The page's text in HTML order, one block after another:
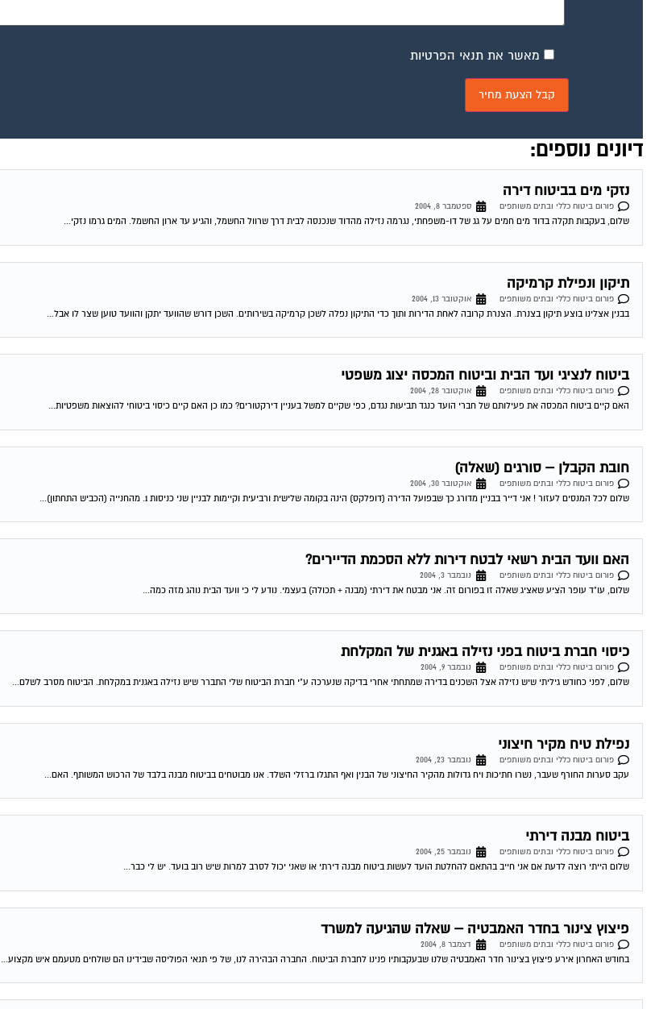
מאשר את תנאי הפרטיות
דיונים נוספים:
נזקי מים בביטוח דירה
פורום ביטוח כללי ובתים משותפים
ספטמבר 8, 2004
שלום, בעקבות תקלה בדוד מים חמים על גג של דו-משפחתי, נגרמה נזילה מהדוד שנכנסה לבית דרך שרוול החשמל, והגיע עד ארון החשמל. המים גרמו נזקי...
תיקון ונפילת קרמיקה
פורום ביטוח כללי ובתים משותפים
אוקטובר 13, 2004
בבנין אצלינו בוצע תיקון בצנרת. הצנרת קרובה לאחת הדירות ותוך כדי התיקון נפלה לשכן קרמיקה בשירותים. השכן דורש שהוועד יתקן והוועד טוען שצר לו אבל...
ביטוח לנציגי ועד הבית וביטוח המכסה יצוג משפטי
פורום ביטוח כללי ובתים משותפים
אוקטובר 28, 2004
האם קיים ביטוח המכסה את פעילותם של חברי הועד כנגד תביעות נגדם, כפי שקיים למשל בעניין דירקטורים? כמו כן האם קיים כיסוי ביטוחי להוצאות משפטיות...
חובת הקבלן – סורגים (שאלה)
פורום ביטוח כללי ובתים משותפים
אוקטובר 30, 2004
שלום לכל המנסים לעזור ! אני דייר בבניין מדורג כך שבפועל הדירה (דופלקס) הינה בקומה שלישית ורביעית וקיימות לבניין שני כניסות 1. מהחנייה (הכביש התחתון)...
האם וועד הבית רשאי לבטח דירות ללא הסכמת הדיירים?
פורום ביטוח כללי ובתים משותפים
נובמבר 3, 2004
שלום, עו"ד עופר הציע שאציג שאלה זו בפורום זה. אני מבטח את דירתי (מבנה + תכולה) בעצמי. נודע לי כי וועד הבית נוהג מזה כמה...
כיסוי חברת ביטוח בפני נזילה באגנית של המקלחת
פורום ביטוח כללי ובתים משותפים
נובמבר 9, 2004
שלום, לפני כחודש גיליתי שיש נזילה אצל השכנים בדירה שמתחתי אחרי בדיקה שנערכה ע"י חברת הביטוח שלי התברר שיש נזילה באגנית במקלחת. הביטוח מסרב לשלם...
נפילת טיח מקיר חיצוני
פורום ביטוח כללי ובתים משותפים
נובמבר 23, 2004
עקב סערות החורף שעבר, נשרו חתיכות ויח גדולות מהקיר החיצוני של הבנין ואף התגלו ברזלי השלד. אנו מבוטחים בביטוח מבנה בלבד של הרכוש המשותף. האם...
ביטוח מבנה דירתי
פורום ביטוח כללי ובתים משותפים
נובמבר 25, 2004
שלום הייתי רוצה לדעת אם אני חייב בהתאם להחלטת הועד לעשות ביטוח מבנה דירתי או שאני יכול לסרב למרות שיש רוב בועד. יש לי כבר...
פיצוץ צינור בחדר האמבטיה – שאלה שהגיעה למשרד
פורום ביטוח כללי ובתים משותפים
דצמבר 8, 2004
בחודש האחרון אירע פיצוץ בצינור חדר האמבטיה שלנו שבעקבותיו פנינו לחברת הביטוח. החברה הבהירה לנו, של פי תנאי הפוליסה שבידינו הם שולחים מטעמם איש מקצוע...